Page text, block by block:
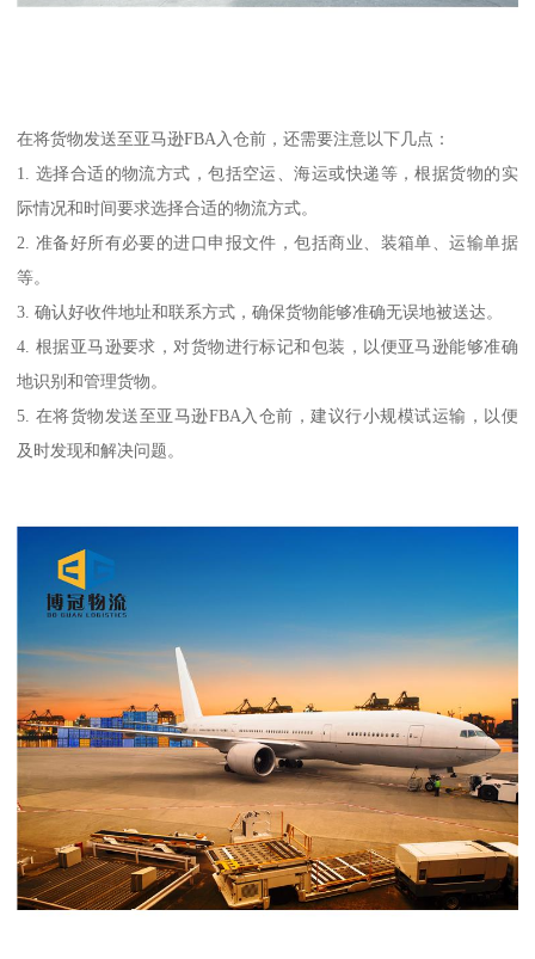
在将货物发送至亚马逊FBA入仓前，还需要注意以下几点：
1. 选择合适的物流方式，包括空运、海运或快递等，根据货物的实
际情况和时间要求选择合适的物流方式。
2. 准备好所有必要的进口申报文件，包括商业、装箱单、运输单据
等。
3. 确认好收件地址和联系方式，确保货物能够准确无误地被送达。
4. 根据亚马逊要求，对货物进行标记和包装，以便亚马逊能够准确
地识别和管理货物。
5. 在将货物发送至亚马逊FBA入仓前，建议行小规模试运输，以便
及时发现和解决问题。